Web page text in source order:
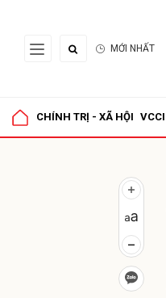
MỚI NHẤT
CHÍNH TRỊ - XÃ HỘI VCCI